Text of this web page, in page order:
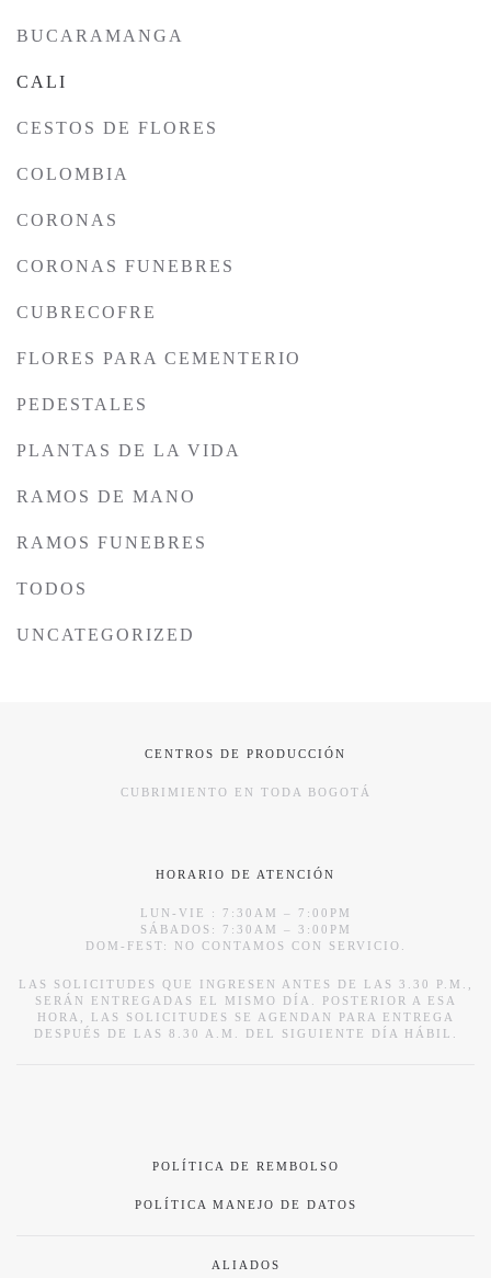
BUCARAMANGA
CALI
CESTOS DE FLORES
COLOMBIA
CORONAS
CORONAS FUNEBRES
CUBRECOFRE
FLORES PARA CEMENTERIO
PEDESTALES
PLANTAS DE LA VIDA
RAMOS DE MANO
RAMOS FUNEBRES
TODOS
UNCATEGORIZED
CENTROS DE PRODUCCIÓN
CUBRIMIENTO EN TODA BOGOTÁ
HORARIO DE ATENCIÓN
LUN-VIE : 7:30AM – 7:00PM
SÁBADOS: 7:30AM – 3:00PM
DOM-FEST: NO CONTAMOS CON SERVICIO.
LAS SOLICITUDES QUE INGRESEN ANTES DE LAS 3.30 P.M.,
SERÁN ENTREGADAS EL MISMO DÍA. POSTERIOR A ESA
HORA, LAS SOLICITUDES SE AGENDAN PARA ENTREGA
DESPUÉS DE LAS 8.30 A.M. DEL SIGUIENTE DÍA HÁBIL.
POLÍTICA DE REMBOLSO
POLÍTICA MANEJO DE DATOS
ALIADOS